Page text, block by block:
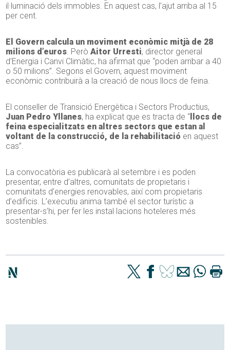
il·luminació dels immobles. En aquest cas, l’ajut arriba al 15
per cent.
El Govern calcula un moviment econòmic mitjà de 28
milions d’euros. PeròAitor Urresti, director general
d’Energia i Canvi Climàtic, ha afirmat que “poden arribar a 40
o 50 milions”. Segons el Govern, aquest moviment
econòmic contribuirà a la creació de nous llocs de feina.
El conseller de Transició Energètica i Sectors Productius,
Juan Pedro Yllanes, ha explicat que es tracta de “ llocs de
feina especialitzats en altres sectors que estan al
voltant de la construcció, de la rehabilitació en aquest
cas”.
La convocatòria es publicarà al setembre i es poden
presentar, entre d’altres, comunitats de propietaris i
comunitats d’energies renovables, així com propietaris
d’edificis. L’executiu anima també el sector turístic a
presentar-s’hi, per fer les instal·lacions hoteleres més
sostenibles.